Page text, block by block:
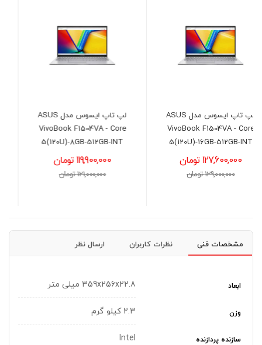
لپ تاپ ایسوس مدل ASUS
VivoBook F1504VA - Core
5(120U)-8GB-512GB-INT
119,900,000 تومان
121,000,000 تومان
کول پد کولرمستر مدل
Cooler Master U2 PLUS
4,200,000 تومان
4,400,000 تومان
مشخصات فنی نظرات کاربران ارسال نظر
ابعاد 359x256x22.8 میلی متر
وزن 2.3 کیلو گرم
سازنده پردازنده Intel